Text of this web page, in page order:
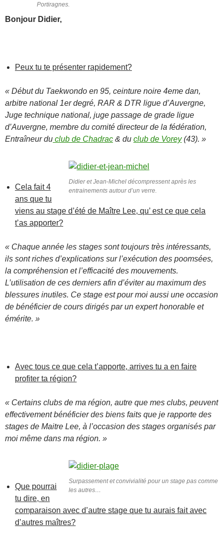
Portiragnes.
Bonjour Didier,
Peux tu te présenter rapidement?
« Début du Taekwondo en 95, ceinture noire 4eme dan,
arbitre national 1er degré, RAR & DTR ligue d’Auvergne,
Juge technique national, juge passage de grade ligue
d’Auvergne, membre du comité directeur de la fédération,
Entraîneur du club de Chadrac & du club de Vorey(43). »
Didier et Jean-Michel décompressent après les
entrainements autour d’un verre.
Cela fait 4
ans que tu
viens au stage d’été de Maître Lee, qu’ est ce que cela
t’as apporter?
« Chaque année les stages sont toujours très intéressants,
ils sont riches d’explications sur l’exécution des poomsées,
la compréhension et l’efficacité des mouvements.
L’utilisation de ces derniers afin d’éviter au maximum des
blessures inutiles. Ce stage est pour moi aussi une occasion
de bénéficier de cours dirigés par un expert honorable et
émérite. »
Avec tous ce que cela t’apporte, arrives tu a en faire
profiter ta région?
« Certains clubs de ma région, autre que mes clubs, peuvent
effectivement bénéficier des biens faits que je rapporte des
stages de Maitre Lee, à l’occasion des stages organisés par
moi même dans ma région. »
Surpassement et convivialité pour un stage pas comme
les autres…
Que pourrai
tu dire, en
comparaison avec d’autre stage que tu aurais fait avec
d’autres maîtres?